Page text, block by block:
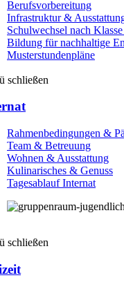
Berufsvorbereitung
Infrastruktur &
Schulwechsel nach
Bildung für nachhaltige
Musterstundenpläne
schließen
Rahmenbedingungen &
Team & Betreuung
Wohnen & Ausstattung
Kulinarisches & Genuss
Tagesablauf Internat
schließen